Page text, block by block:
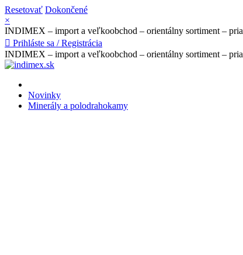
Resetovať Dokončené
×
INDIMEX – import a veľkoobchod – orientálny sortiment –
 Prihláste sa / Registrácia
INDIMEX – import a veľkoobchod – orientálny sortiment –
Novinky
Minerály a polodrahokamy